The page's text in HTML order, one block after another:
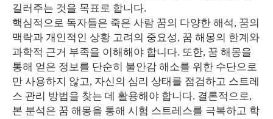
길러주는 것을 목표로 합니다.
핵심적으로 독자들은 죽은 사람 꿈의 다양한 해석, 꿈의
맥락과 개인적인 상황 고려의 중요성, 꿈 해몽의 한계와
과학적 근거 부족을 이해해야 합니다. 또한, 꿈 해몽을
통해 얻은 정보를 단순히 불안감 해소를 위한 수단으로
만 사용하지 않고, 자신의 심리 상태를 점검하고 스트레
스 관리 방법을 찾는 데 활용해야 합니다. 결론적으로,
본 분석은 꿈 해몽을 통해 시험 스트레스를 극복하고 학